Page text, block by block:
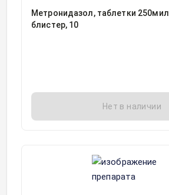
Метронидазол, таблетки
блистер, 10
Нет в наличии